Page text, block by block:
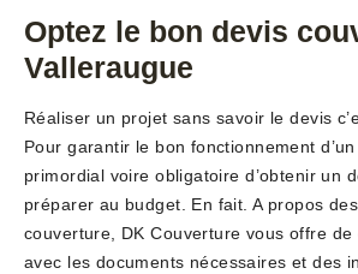
Optez le bon devis
Valleraugue
Réaliser un projet sans savoir le devis
Pour garantir le bon fonctionnement
primordial voire obligatoire d’obtenir un
préparer au budget. En fait. A propos
couverture, DK Couverture vous offre
avec les documents nécessaires et des